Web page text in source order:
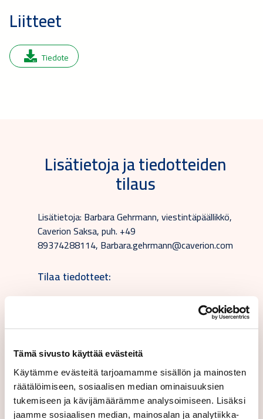
Tämä sivusto käyttää evästeitä
Käytämme evästeitä tarjoamamme sisällön ja mainosten
räätälöimiseen, sosiaalisen median ominaisuuksien
tukemiseen ja kävijämäärämme analysoimiseen. Lisäksi
jaamme sosiaalisen median, mainosalan ja analytiikka-
Liitteet
Tiedote
Lisätietoja ja tiedotteiden
tilaus
Lisätietoja: Barbara Gehrmann, viestintäpäällikkö,
Caverion Saksa, puh. +49
89374288114, Barbara.gehrmann@caverion.com
Tilaa tiedotteet:
Suomeksi